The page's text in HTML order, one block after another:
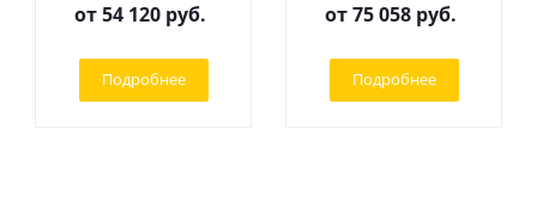
от54 120 руб.
Подробнее
от75 058 руб.
Подробнее